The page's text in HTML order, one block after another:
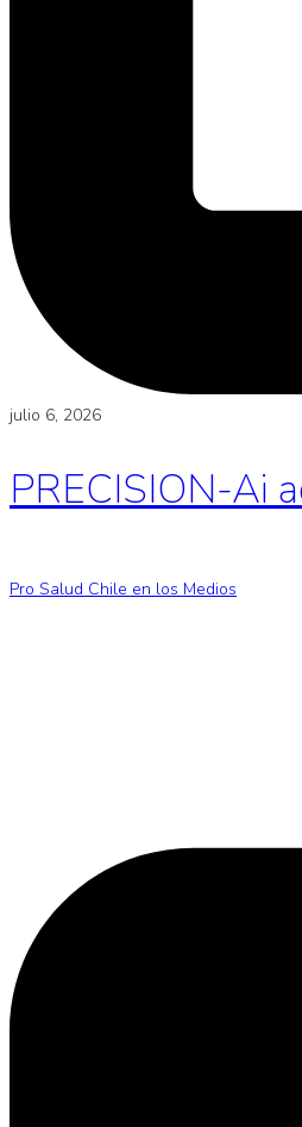
julio 6, 2026
PRECISION-Ai
Pro Salud Chile en los Medios